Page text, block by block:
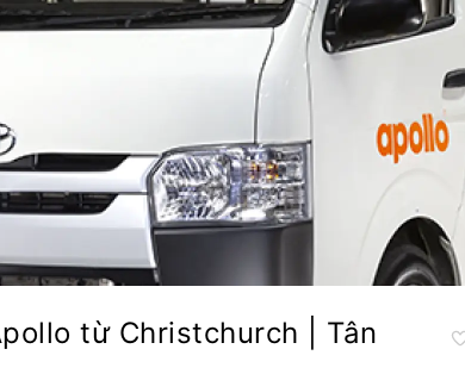
từ Christchurch | Tân